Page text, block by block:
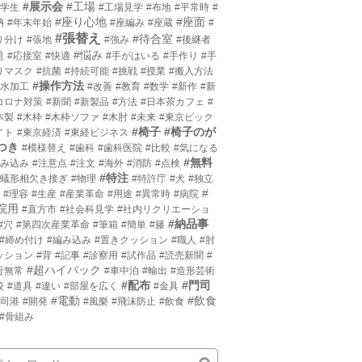
生 #展示会 #工場 #工場見学 #布地 #平常時 #
#年末年始 #座り心地 #座編み #座蔵 #座面 #
分け #張地 #張替え #強み #待合室 #後継者
#応接室 #快適 #悩み #手がはいる #手作り #手
マスク #抗菌 #持続可能 #挑戦 #授業 #搬入方法
加工 #操作方法 #改善 #教育 #数学 #新作 #新
ロナ対策 #新聞 #新製品 #方法 #日本茶カフェ #
製 #木枠 #木枠ソファ #木肘 #未来 #東京ビック
ト #東京経済 #東経ビジネス #椅子 #椅子のが
き #模様替え #歯科 #歯科医院 #比較 #気になる
込み #注意点 #注文 #海外 #消防 #点検 #無料
形相欠き接ぎ #物理 #特注 #特許庁 #犬 #独立
#理容 #生産 #産業革命 #用途 #異常時 #病院 #
用 #直方市 #社会科見学 #社内リクリエーショ
穴 #第四次産業革命 #筆箱 #簡単 #籐 #納品事
#締め付け #編み込み #置きクッション #職人 #肘
ション #背 #記事 #診察用 #試作品 #読売新聞 #
無常 #超ハイバック #車中泊 #輸出 #造形芸術
#道具 #違い #部屋を広く #配布 #金具 #門司
港 #開発 #電動 #風樂 #飛沫防止 #飲食 #飲食
#骨組み